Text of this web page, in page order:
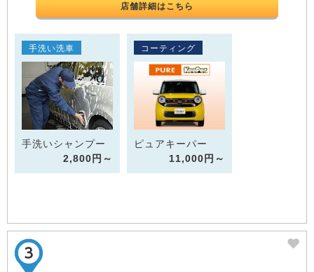
店舗詳細はこちら
手洗い洗車
手洗いシャンプー
2,800円～
コーティング
ピュアキーパー
11,000円～